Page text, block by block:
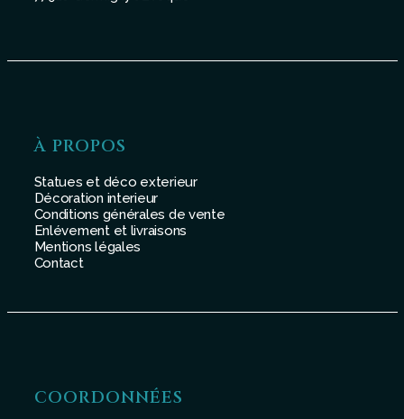
À PROPOS
Statues et déco exterieur
Décoration interieur
Conditions générales de vente
Enlévement et livraisons
Mentions légales
Contact
COORDONNÉES